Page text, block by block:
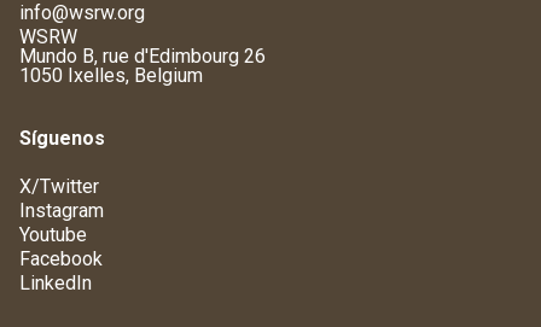
info@wsrw.org
WSRW
Mundo B, rue d'Edimbourg 26
1050 Ixelles, Belgium
Síguenos
X/Twitter
Instagram
Youtube
Facebook
LinkedIn